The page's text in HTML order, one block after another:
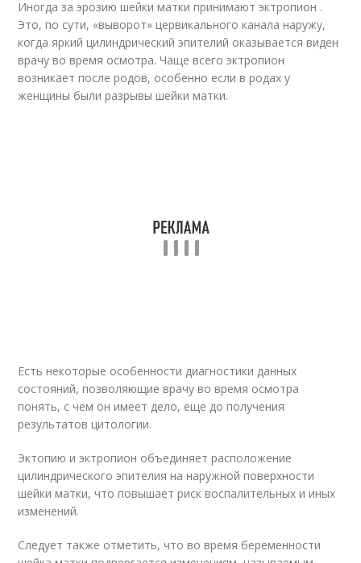
Иногда за эрозию шейки матки принимают эктропион .
Это, по сути, «выворот» цервикального канала наружу,
когда яркий цилиндрический эпителий оказывается виден
врачу во время осмотра. Чаще всего эктропион
возникает после родов, особенно если в родах у
женщины были разрывы шейки матки.
Есть некоторые особенности диагностики данных
состояний, позволяющие врачу во время осмотра
понять, с чем он имеет дело, еще до получения
результатов цитологии.
Эктопию и эктропион объединяет расположение
цилиндрического эпителия на наружной поверхности
шейки матки, что повышает риск воспалительных и иных
изменений.
Следует также отметить, что во время беременности